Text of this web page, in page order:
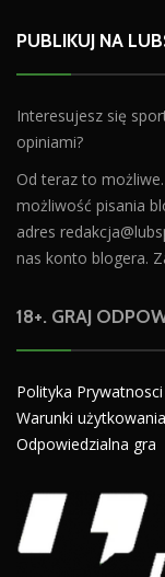
PUBLIKUJ NA
Interesujesz się
opiniami?
Od teraz to
możliwość pisania
adres
nas konto blogera.
18+. GRAJ
Polityka Prywatnosci
Warunki użytkowania
Odpowiedzialna gra